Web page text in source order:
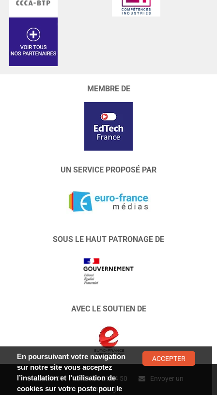
MEMBRE DE
UN SERVICE PROPOSÉ PAR
SOUS LE HAUT PATRONAGE DE
AVEC LE SOUTIEN DE
CONTACT : 01 47 01 34 50
Envoyer un
message
En poursuivant votre navigation
sur notre site vous acceptez
l’installation et l’utilisation de
cookies sur votre poste pour le
ACCEPTER